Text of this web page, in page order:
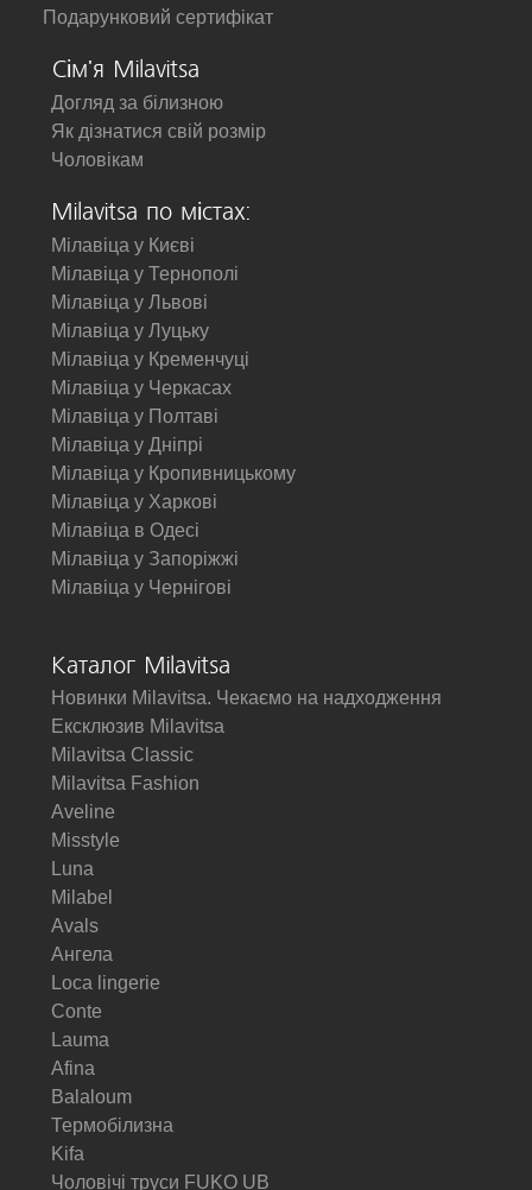
Подарунковий сертифікат
Сім'я Milavitsa
Догляд за білизною
Як дізнатися свій розмір
Чоловікам
Milavitsa по містах:
Мілавіца у Києві
Мілавіца у Тернополі
Мілавіца у Львові
Мілавіца у Луцьку
Мілавіца у Кременчуці
Мілавіца у Черкасах
Мілавіца у Полтаві
Мілавіца у Дніпрі
Мілавіца у Кропивницькому
Мілавіца у Харкові
Мілавіца в Одесі
Мілавіца у Запоріжжі
Мілавіца у Чернігові
Каталог Milavitsa
Новинки Milavitsa. Чекаємо на надходження
Ексклюзив Milavitsa
Milavitsa Classic
Milavitsa Fashion
Aveline
Misstyle
Luna
Milabel
Avals
Ангела
Loca lingerie
Conte
Lauma
Afina
Balaloum
Термобілизна
Kifa
Чоловічі труси FUKO UB